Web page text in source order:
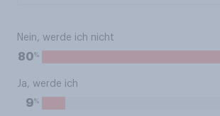
Nein, werde ich nicht
80%
Ja, werde ich
9%